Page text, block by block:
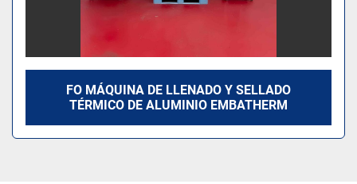
FO MÁQUINA DE LLENADO Y SELLADO
TÉRMICO DE ALUMINIO EMBATHERM